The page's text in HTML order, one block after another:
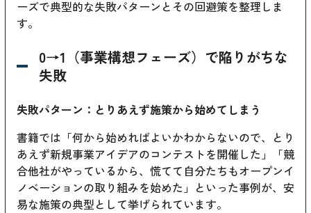
ーズで典型的な失敗パターンとその回避策を整理しま
す。
0→1（事業構想フェーズ）で陥りがちな
失敗
失敗パターン：とりあえず施策から始めてしまう
書籍では「何から始めればよいかわからないので、とり
あえず新規事業アイデアのコンテストを開催した」「競
合他社がやっているから、慌てて自分たちもオープンイ
ノベーションの取り組みを始めた」といった事例が、安
易な施策の典型として挙げられています。